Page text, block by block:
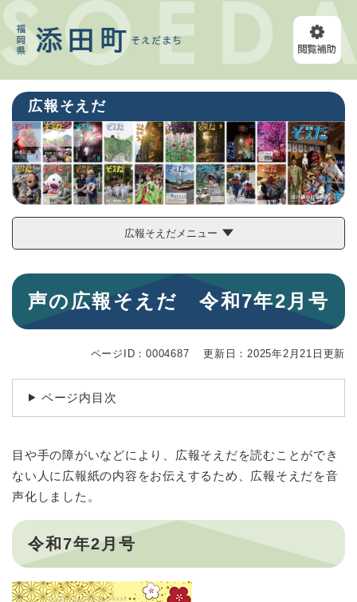
ペ
ー
の
メニューを飛ばして本文へ
広報そえだ
広報そえだメニュー
本
声の広報そえだ 令和7年2月号
ページID：0004687 更新日：2025年2月21日更新
ページ内目次
目や手の障がいなどにより、広報そえだを読むことができ
ない人に広報紙の内容をお伝えするため、広報そえだを音
声化しました。
令和7年2月号